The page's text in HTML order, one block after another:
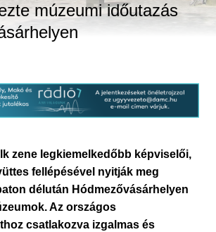
múzeumi időutazás
zene legkiemelkedőbb képviselői,
fellépésével nyitják meg
délután Hódmezővásárhelyen
Az országos
csatlakozva izgalmas és